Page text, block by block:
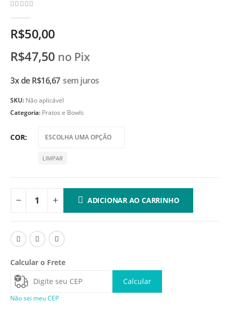
R$50,00
R$47,50 no Pix
3x deR$16,67 sem juros
SKU: Não aplicável
Categoria: Pratos e Bowls
COR
LIMPAR
ADICIONAR AO CARRINHO
Calcular o Frete
Calcular
Não sei meu CEP